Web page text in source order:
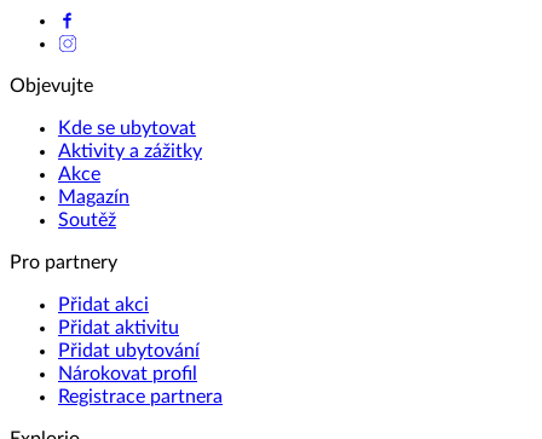
Objevujte
Kde se ubytovat
Aktivity a zážitky
Akce
Magazín
Soutěž
Pro partnery
Přidat akci
Přidat aktivitu
Přidat ubytování
Nárokovat profil
Registrace partnera